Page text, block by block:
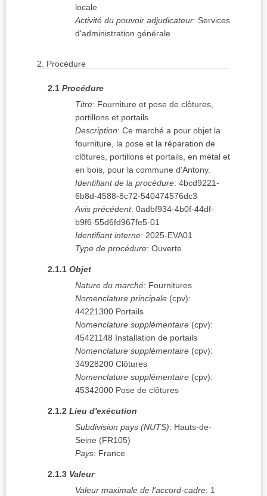
locale
Activité du pouvoir adjudicateur: Services
d'administration générale
2. Procédure
2.1 Procédure
Titre: Fourniture et pose de clôtures,
portillons et portails
Description: Ce marché a pour objet la
fourniture, la pose et la réparation de
clôtures, portillons et portails, en métal et
en bois, pour la commune d'Antony.
Identifiant de la procédure: 4bcd9221-
6b8d-4588-8c72-540474576dc3
Avis précédent: 0adbf934-4b0f-44df-
b9f6-55d6fd967fe5-01
Identifiant interne: 2025-EVA01
Type de procédure: Ouverte
2.1.1 Objet
Nature du marché: Fournitures
Nomenclature principale (cpv):
44221300 Portails
Nomenclature supplémentaire (cpv):
45421148 Installation de portails
Nomenclature supplémentaire (cpv):
34928200 Clôtures
Nomenclature supplémentaire (cpv):
45342000 Pose de clôtures
2.1.2 Lieu d'exécution
Subdivision pays (NUTS): Hauts-de-
Seine (FR105)
Pays: France
2.1.3 Valeur
Valeur maximale de l'accord-cadre: 1